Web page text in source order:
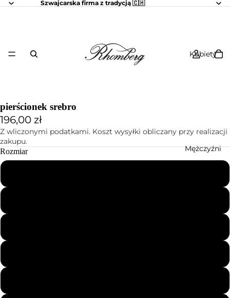
Szwajcarska firma z tradycją 🇨🇭
Kobiety
Mężczyźni
pierścionek srebro
196,00 zł
Z wliczonymi podatkami. Koszt wysyłki obliczany przy realizacji
zakupu.
Rozmiar